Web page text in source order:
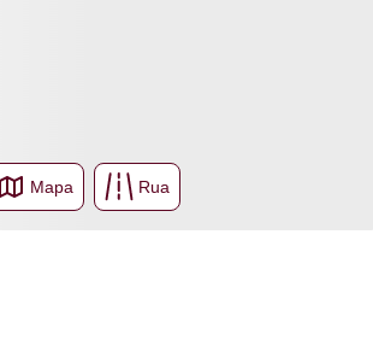
Mapa Rua